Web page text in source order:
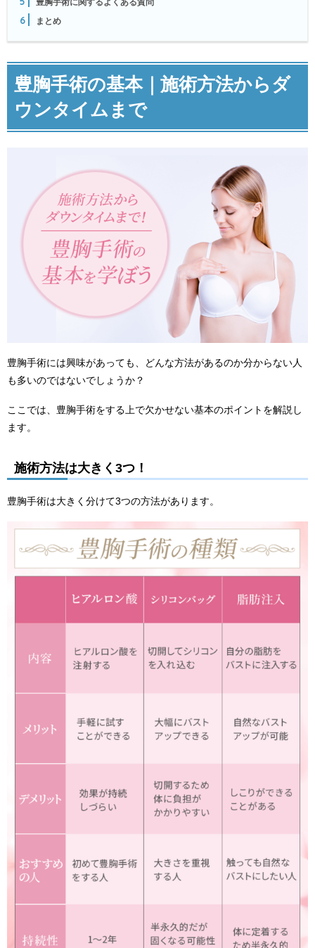
6 まとめ
豊胸手術の基本｜施術方法からダ
ウンタイムまで
豊胸手術には興味があっても、どんな方法があるのか分からない人
も多いのではないでしょうか？
ここでは、豊胸手術をする上で欠かせない基本のポイントを解説し
ます。
施術方法は大きく3つ！
豊胸手術は大きく分けて3つの方法があります。